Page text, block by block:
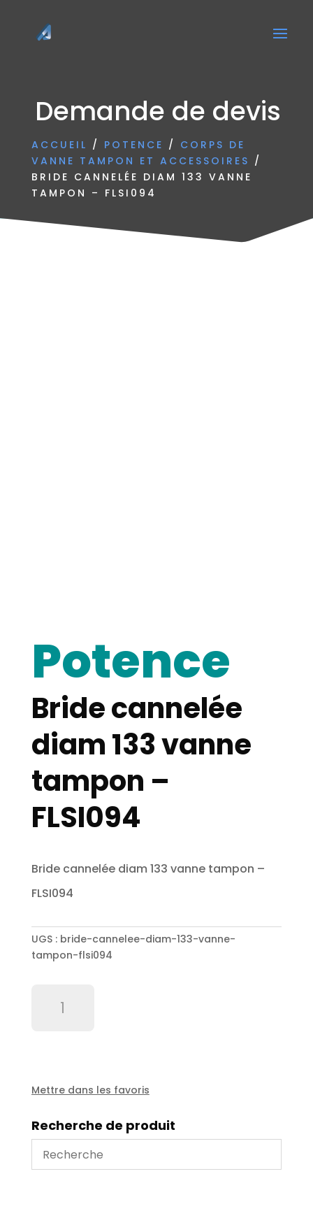
Demande de devis
ACCUEIL / POTENCE / CORPS DE
VANNE TAMPON ET ACCESSOIRES /
BRIDE CANNELÉE DIAM 133 VANNE
TAMPON – FLSI094
Potence
Bride cannelée
diam 133 vanne
tampon –
FLSI094
Bride cannelée diam 133 vanne tampon –
FLSI094
UGS : bride-cannelee-diam-133-vanne-
tampon-flsi094
vanne
-
FLSI094
Mettre dans les favoris
Recherche de produit